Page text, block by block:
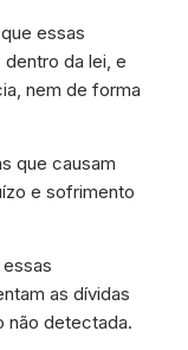
essas
da lei, e
nem de forma
que causam
e sofrimento
as dívidas
não detectada.